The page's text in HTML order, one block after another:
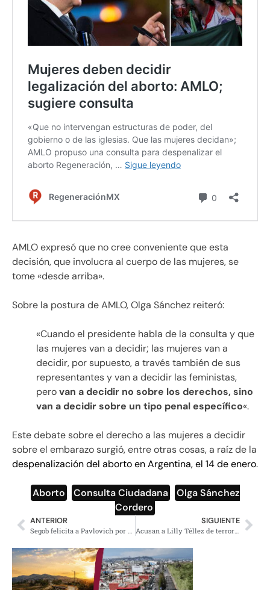
AMLO expresó que no cree conveniente que esta
decisión, que involucra al cuerpo de las mujeres, se
tome «desde arriba».
Sobre la postura de AMLO, Olga Sánchez reiteró:
«Cuando el presidente habla de la consulta y que
las mujeres van a decidir; las mujeres van a
decidir, por supuesto, a través también de sus
representantes y van a decidir las feministas,
perovan a decidir no sobre los derechos, sino
van a decidir sobre un tipo penal específico«.
Este debate sobre el derecho a las mujeres a decidir
sobre el embarazo surgió, entre otras cosas, a raíz de la
despenalización del aborto en Argentina, el 14 de enero.
Aborto Consulta Ciudadana
Olga Sánchez
Cordero
ANTERIOR SIGUIENTE
Acusan a Lilly Téllez de terrorismo digital; «miente» sobre vacunas